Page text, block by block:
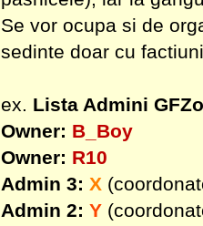
Se vor ocupa si de
sedinte doar cu
ex. Lista Admini
Owner: B_Boy
Owner: R10
Admin 3: X
Admin 2: Y